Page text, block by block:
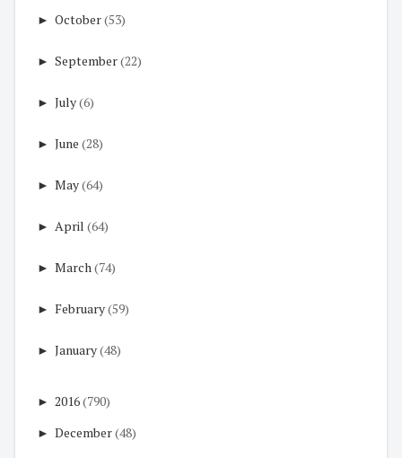
► October(53)
► September(22)
► July(6)
► June (28)
► May(64)
► April (64)
► March(74)
► February(59)
► January(48)
► 2016(790)
► December(48)